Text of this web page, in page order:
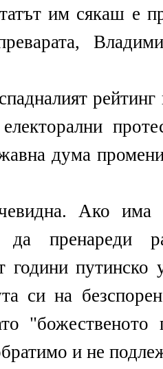
им сякаш е
рейтинг
дума
Ако
да пренареди
години путинско
си на
и не